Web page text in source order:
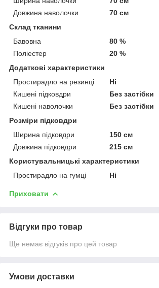
Довжина наволочки
70 см
Склад тканини
Бавовна
80 %
Поліестер
20 %
Додаткові характеристики
Простирадло на резинці
Ні
Кишені підковдри
Без застібки
Кишені наволочки
Без застібки
Розміри підковдри
Ширина підковдри
150 см
Довжина підковдри
215 см
Користувальницькі характеристики
Простирадло на гумці
Ні
Приховати
Відгуки про товар
Ще немає відгуків про цей товар
Умови доставки